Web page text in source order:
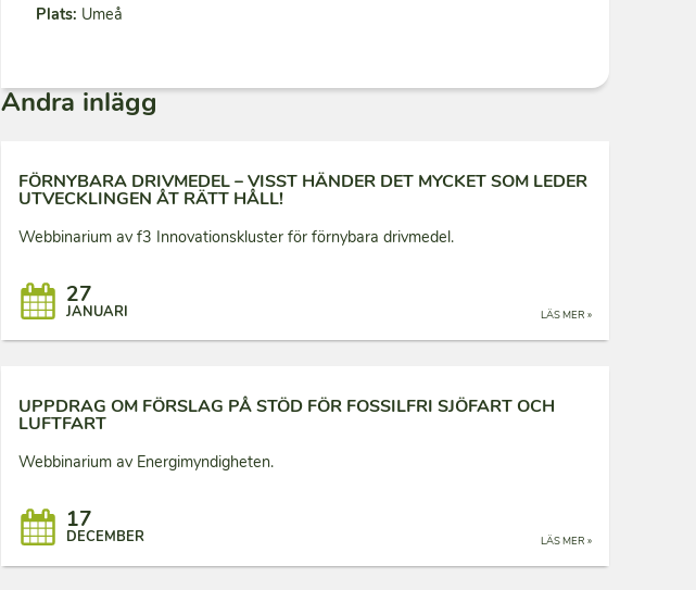
Plats: Umeå
Andra inlägg
FÖRNYBARA DRIVMEDEL – VISST HÄNDER DET MYCKET SOM LEDER
UTVECKLINGEN ÅT RÄTT HÅLL!
Webbinarium av f3 Innovationskluster för förnybara drivmedel.
LÄS MER »
27
JANUARI
UPPDRAG OM FÖRSLAG PÅ STÖD FÖR FOSSILFRI SJÖFART OCH
LUFTFART
Webbinarium av Energimyndigheten.
LÄS MER »
17
DECEMBER